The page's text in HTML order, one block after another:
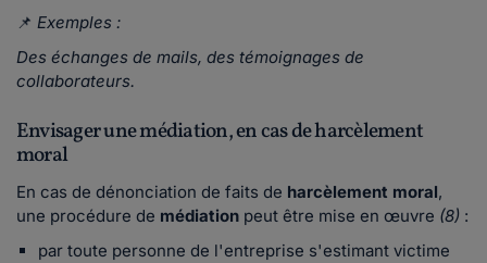
📌 Exemples :
Des échanges de mails, des témoignages de
collaborateurs.
Envisager une médiation, en cas de harcèlement
moral
En cas de dénonciation de faits de harcèlement moral,
une procédure de médiation peut être mise en œuvre (8) :
par toute personne de l'entreprise s'estimant victime